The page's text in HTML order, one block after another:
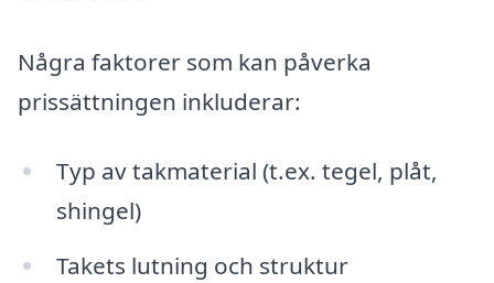
Några faktorer som kan påverka
prissättningen inkluderar:
Typ av takmaterial (t.ex. tegel, plåt,
shingel)
Takets lutning och struktur